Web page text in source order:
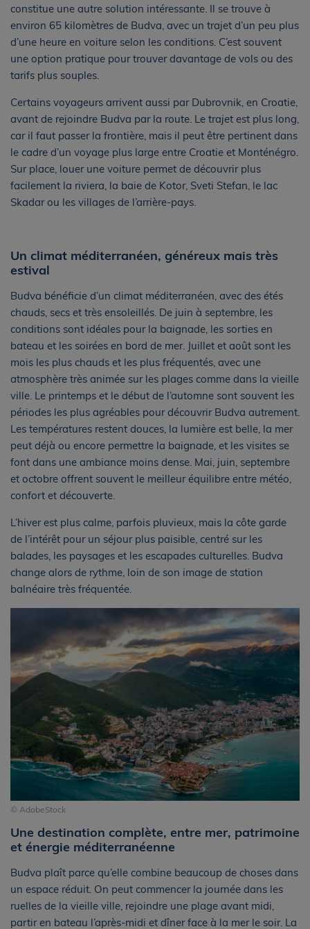
constitue une autre solution intéressante. Il se trouve à
environ 65 kilomètres de Budva, avec un trajet d’un peu plus
d’une heure en voiture selon les conditions. C’est souvent
une option pratique pour trouver davantage de vols ou des
tarifs plus souples.
Certains voyageurs arrivent aussi par Dubrovnik, en Croatie,
avant de rejoindre Budva par la route. Le trajet est plus long,
car il faut passer la frontière, mais il peut être pertinent dans
le cadre d’un voyage plus large entre Croatie et Monténégro.
Sur place, louer une voiture permet de découvrir plus
facilement la riviera, la baie de Kotor, Sveti Stefan, le lac
Skadar ou les villages de l’arrière-pays.
Un climat méditerranéen, généreux mais très
estival
Budva bénéficie d’un climat méditerranéen, avec des étés
chauds, secs et très ensoleillés. De juin à septembre, les
conditions sont idéales pour la baignade, les sorties en
bateau et les soirées en bord de mer. Juillet et août sont les
mois les plus chauds et les plus fréquentés, avec une
atmosphère très animée sur les plages comme dans la vieille
ville. Le printemps et le début de l’automne sont souvent les
périodes les plus agréables pour découvrir Budva autrement.
Les températures restent douces, la lumière est belle, la mer
peut déjà ou encore permettre la baignade, et les visites se
font dans une ambiance moins dense. Mai, juin, septembre
et octobre offrent souvent le meilleur équilibre entre météo,
confort et découverte.
L’hiver est plus calme, parfois pluvieux, mais la côte garde
de l’intérêt pour un séjour plus paisible, centré sur les
balades, les paysages et les escapades culturelles. Budva
change alors de rythme, loin de son image de station
balnéaire très fréquentée.
© AdobeStock
Une destination complète, entre mer, patrimoine
et énergie méditerranéenne
Budva plaît parce qu’elle combine beaucoup de choses dans
un espace réduit. On peut commencer la journée dans les
ruelles de la vieille ville, rejoindre une plage avant midi,
partir en bateau l’après-midi et dîner face à la mer le soir. La